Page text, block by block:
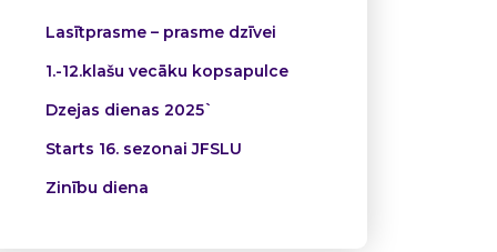
Lasītprasme – prasme dzīvei
1.-12.klašu vecāku kopsapulce
Dzejas dienas 2025`
Starts 16. sezonai JFSLU
Zinību diena